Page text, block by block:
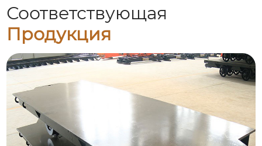
Соответствующая
Продукция